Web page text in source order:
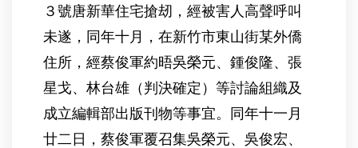
３號唐新華住宅搶刼，經被害人高聲呼叫
未遂，同年十月，在新竹市東山街某外僑
住所，經蔡俊軍約晤吳榮元、鍾俊隆、張
星戈、林台雄（判決確定）等討論組織及
成立編輯部出版刊物等事宜。同年十一月
廿二日，蔡俊軍覆召集吳榮元、吳俊宏、